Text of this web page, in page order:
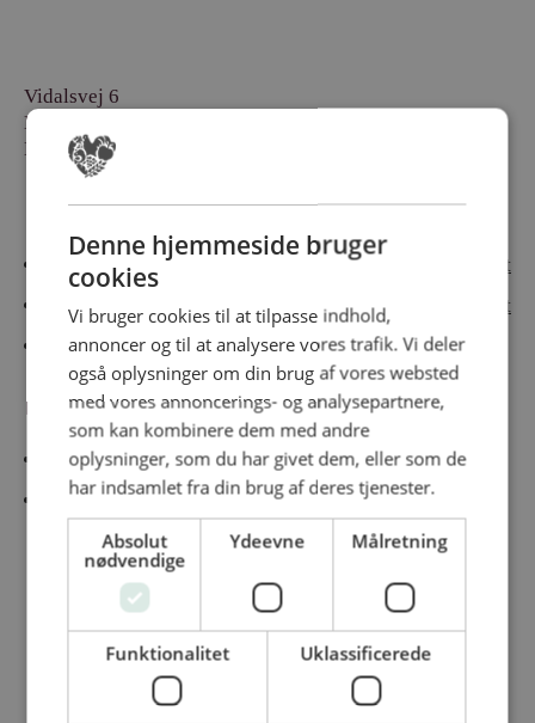
Vidalsvej 6
DK-9230 Svenstrup
Denmark
Cateringmesse Nord
Cateringmesse Midt
Cateringmesse Syd
Cateringmesse Øst
Cateringmesse Thy
Information
Cookiepolitk
Persondatapolitik
© Dansk Cater A/S - All rights reserved
Denne hjemmeside bruger
cookies
Vi bruger cookies til at tilpasse indhold,
annoncer og til at analysere vores trafik. Vi deler
også oplysninger om din brug af vores websted
med vores annoncerings- og analysepartnere,
som kan kombinere dem med andre
oplysninger, som du har givet dem, eller som de
har indsamlet fra din brug af deres tjenester.
Absolut
nødvendige
Ydeevne Målretning
Funktionalitet Uklassificerede